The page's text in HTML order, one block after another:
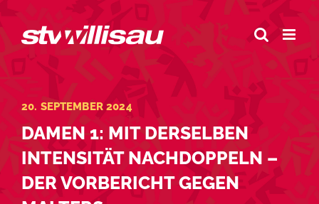
Zum
Inhalt
springen
20. SEPTEMBER 2024
DAMEN 1: MIT DERSELBEN
INTENSITÄT NACHDOPPELN –
DER VORBERICHT GEGEN